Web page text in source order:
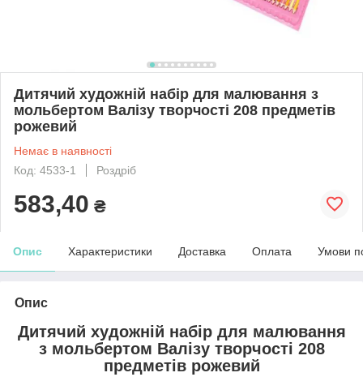
Дитячий художній набір для малювання з
мольбертом Валізу творчості 208 предметів
рожевий
Немає в наявності
Код: 4533-1
Роздріб
583,40 ₴
Опис Характеристики Доставка Оплата Умови
Опис
Дитячий художній набір для малювання
з мольбертом Валізу творчості 208
предметів рожевий